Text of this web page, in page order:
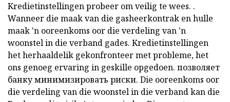
Kredietinstellingen probeer om veilig te wees. .
Wanneer die maak van die gasheerkontrak en hulle
maak 'n ooreenkoms oor die verdeling van 'n
woonstel in die verband gades. Kredietinstellingen
het herhaaldelik gekonfronteer met probleme, het
ons genoeg ervaring in geskille opgedoen. позволяет
банку минимизировать риски. Die ooreenkoms oor
die verdeling van die woonstel in die verbandkan die